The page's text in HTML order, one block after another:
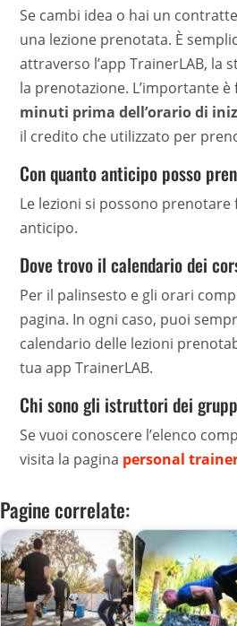
Se cambi idea o hai un
una lezione prenotata. È
attraverso l’app TrainerLAB, la
la prenotazione. L’importante
minuti prima dell’orario di
il credito che utilizzato per
Con quanto anticipo posso
Le lezioni si possono prenotare
anticipo.
Dove trovo il calendario dei
Per il palinsesto e gli orari
pagina. In ogni caso, puoi
calendario delle lezioni
tua app TrainerLAB.
Chi sono gli istruttori dei
Se vuoi conoscere l’elenco
visita la pagina personal
Pagine correlate: